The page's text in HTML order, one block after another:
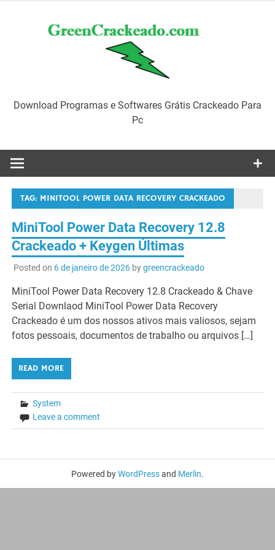
Download Programas e Softwares Grátis Crackeado Para
Pc
TAG: MINITOOL POWER DATA RECOVERY CRACKEADO
MiniTool Power Data Recovery 12.8
Crackeado + Keygen Últimas
Posted on 6 de janeiro de 2026bygreencrackeado
MiniTool Power Data Recovery 12.8 Crackeado & Chave
Serial Downlaod MiniTool Power Data Recovery
Crackeado é um dos nossos ativos mais valiosos, sejam
fotos pessoais, documentos de trabalho ou arquivos […]
READ MORE
System
Leave a comment
Powered byWordPressand Merlin.